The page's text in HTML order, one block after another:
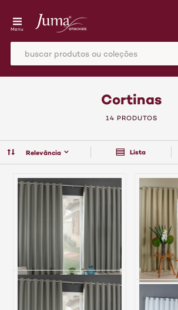
Menu
Cortinas
Relevância Lista
14 PRODUTOS
Cortina Blackout Varão
Simples 2M Arles Cinza
Cortina
Varão